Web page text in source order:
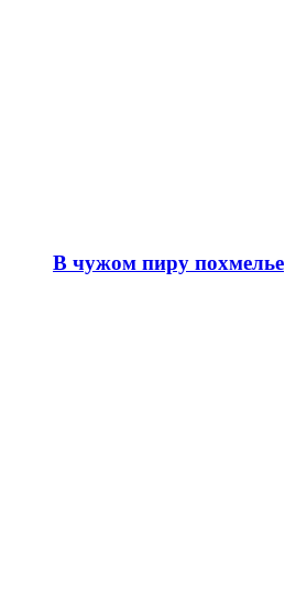
В чужом пиру похмелье